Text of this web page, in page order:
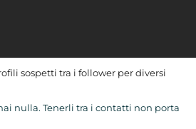
sospetti tra i follower per diversi
nulla. Tenerli tra i contatti non porta